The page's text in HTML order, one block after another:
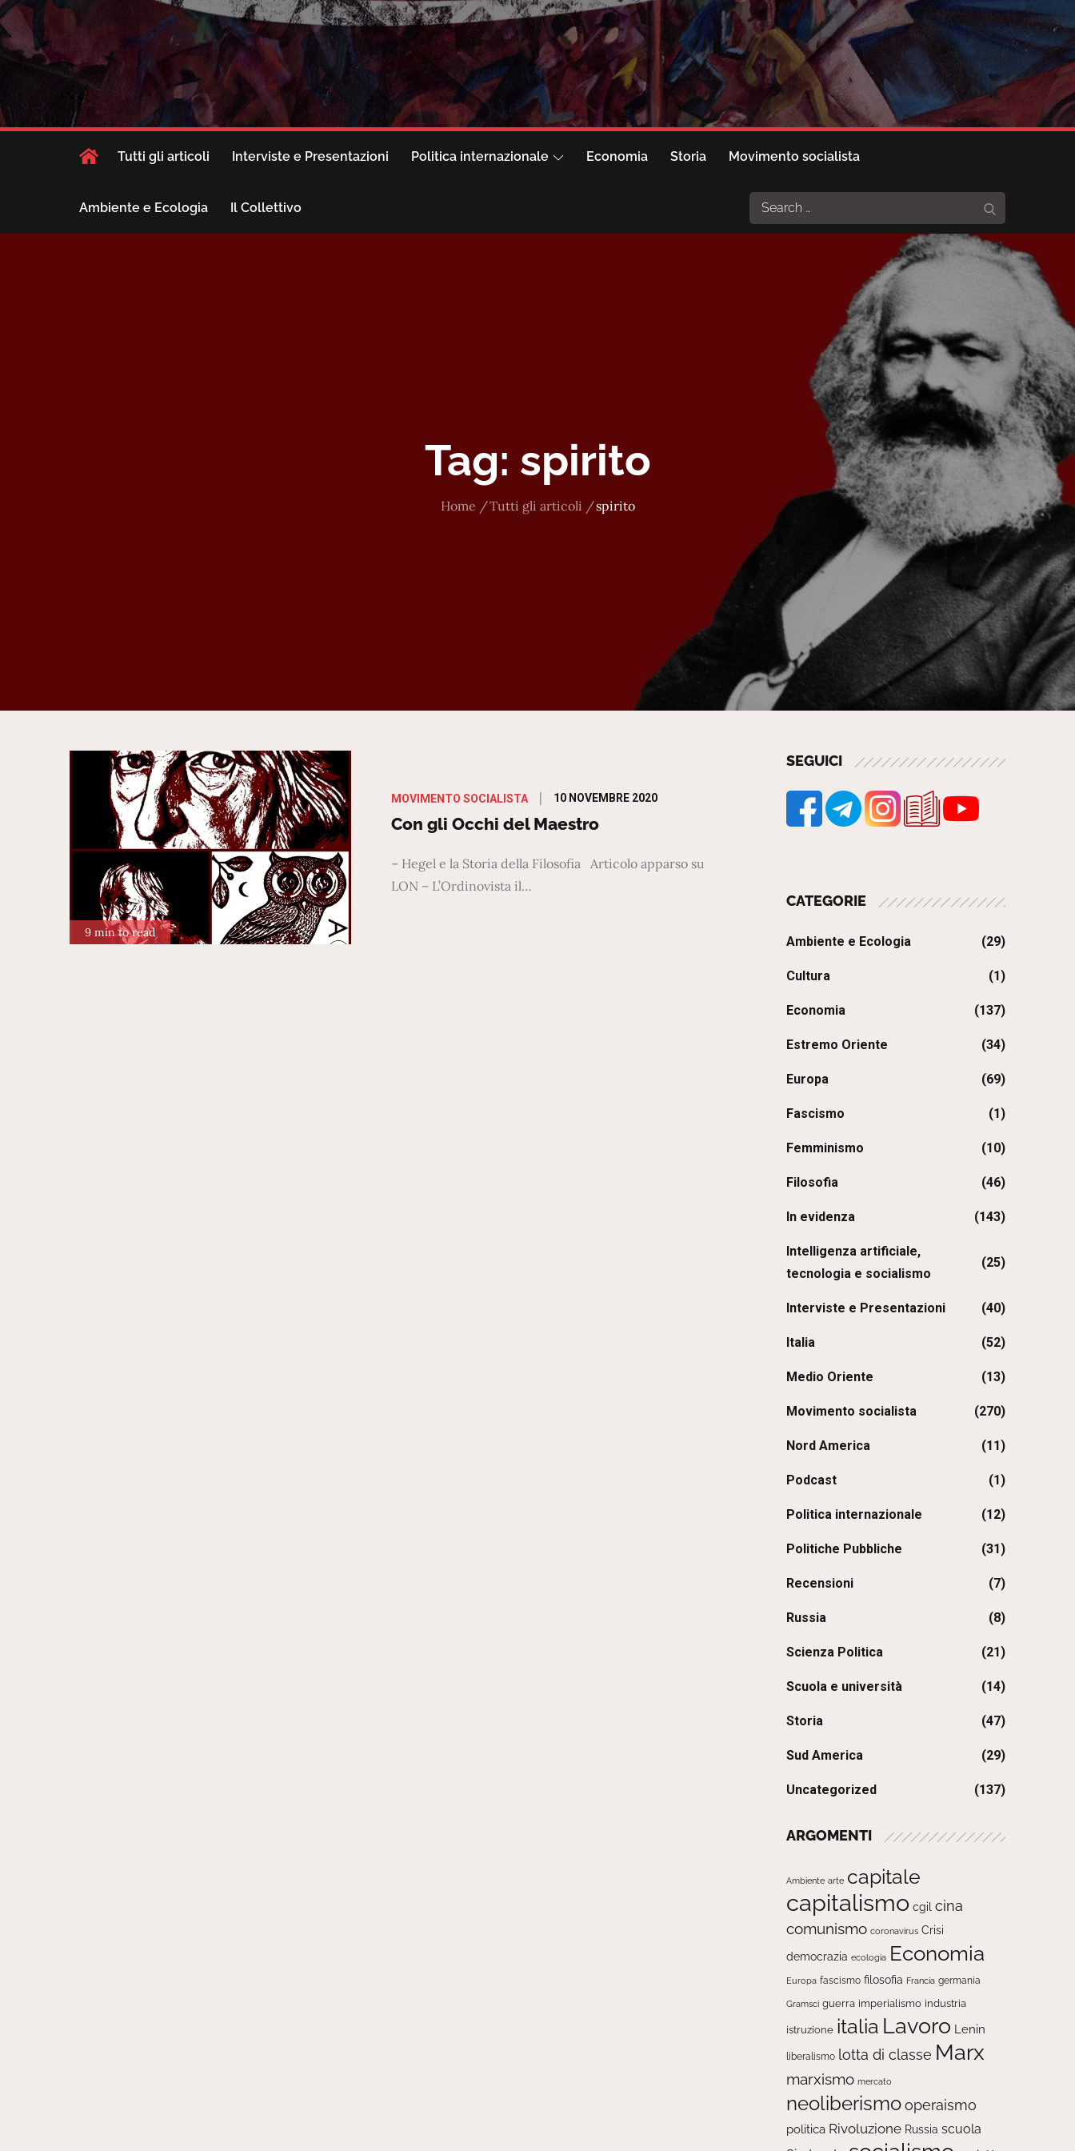
Tutti gli articoli Interviste e Presentazioni Politica internazionale Economia Storia Movimento socialista
Ambiente e Ecologia Il Collettivo
Search
for:
Tag: spirito
Home Tutti gli articoli spirito
9 min to read
MOVIMENTO SOCIALISTA
Posted
on
10 NOVEMBRE 2020
Con gli Occhi del Maestro
– Hegel e la Storia della Filosofia Articolo apparso su
LON – L’Ordinovista il…
SEGUICI
CATEGORIE
Ambiente e Ecologia (29)
Cultura (1)
Economia (137)
Estremo Oriente (34)
Europa (69)
Fascismo (1)
Femminismo (10)
Filosofia (46)
In evidenza (143)
Intelligenza artificiale,
tecnologia e socialismo
(25)
Interviste e Presentazioni (40)
Italia (52)
Medio Oriente (13)
Movimento socialista (270)
Nord America (11)
Podcast (1)
Politica internazionale (12)
Politiche Pubbliche (31)
Recensioni (7)
Russia (8)
Scienza Politica (21)
Scuola e università (14)
Storia (47)
Sud America (29)
Uncategorized (137)
ARGOMENTI
Ambiente arte capitale
capitalismo cgil cina
comunismo coronavirus Crisi
democrazia ecologia Economia
Europa fascismo filosofia Francia germania
Gramsci guerra imperialismo industria
istruzione italia Lavoro Lenin
liberalismo lotta di classe Marx
marxismo mercato
neoliberismooperaismo
politica Rivoluzione Russia scuola